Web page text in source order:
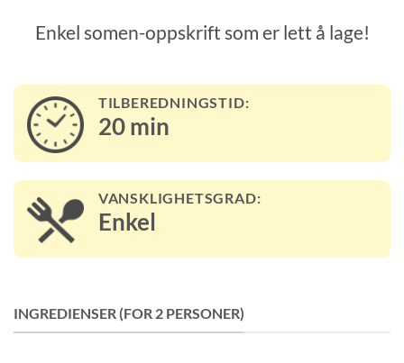
Enkel somen-oppskrift som er lett å lage!
TILBEREDNINGSTID:
20min
VANSKLIGHETSGRAD:
Enkel
INGREDIENSER (FOR 2 PERSONER)